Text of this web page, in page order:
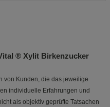
® Xylit Birkenzucker
von Kunden, die das jeweilige
individuelle Erfahrungen und
als objektiv geprüfte Tatsachen